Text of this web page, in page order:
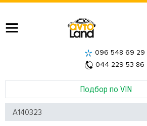
Подбор по VIN
096 548 69 29
044 229 53 86